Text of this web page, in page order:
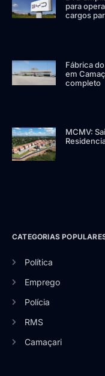
para
cargos
Fábrica
em
completo
MCMV:
CATEGORIAS
Política
Emprego
Polícia
RMS
Camaçari